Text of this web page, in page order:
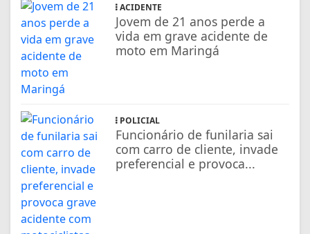
ACIDENTE
Jovem de 21 anos perde a
vida em grave acidente de
moto em Maringá
POLICIAL
Funcionário de funilaria sai
com carro de cliente, invade
preferencial e provoca...